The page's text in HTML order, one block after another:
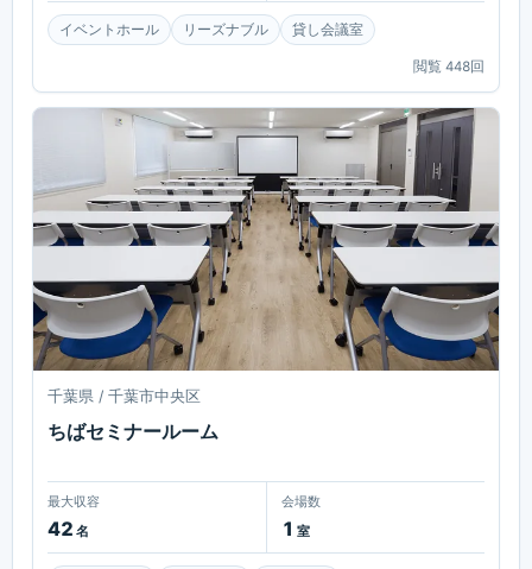
イベントホール リーズナブル 貸し会議室
閲覧 448回
千葉県 / 千葉市中央区
ちばセミナールーム
最大収容
42 名
会場数
1 室